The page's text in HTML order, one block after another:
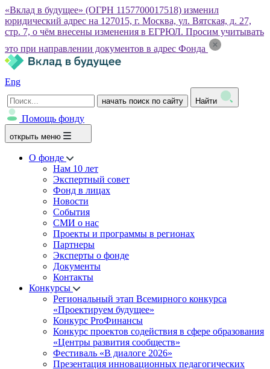
«Вклад в будущее» (ОГРН 1157700017518) изменил
юридический адрес на 127015, г. Москва, ул. Вятская, д. 27,
стр. 7, о чём внесены изменения в ЕГРЮЛ. Просим учитывать
это при направлении документов в адрес Фонда
Eng
начать поиск по сайту Найти
Помощь фонду
открыть меню
О фонде
Нам 10 лет
Экспертный совет
Фонд в лицах
Новости
События
СМИ о нас
Проекты и программы в регионах
Партнеры
Эксперты о фонде
Документы
Контакты
Конкурсы
Региональный этап Всемирного конкурса
«Проектируем будущее»
Конкурс ProФинансы
Конкурс проектов содействия в сфере образования
«Центры развития сообществ»
Фестиваль «В диалоге 2026»
Презентация инновационных педагогических